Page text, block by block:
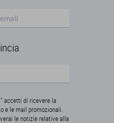
accetti di ricevere la
e le mail promozionali.
le notizie relative alla